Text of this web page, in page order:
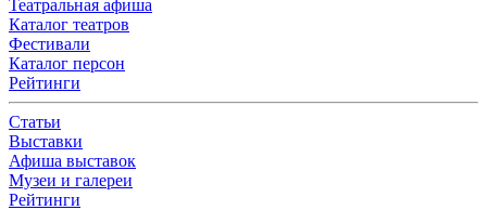
Театральная афиша
Каталог театров
Фестивали
Каталог персон
Рейтинги
Статьи
Выставки
Афиша выставок
Музеи и галереи
Рейтинги